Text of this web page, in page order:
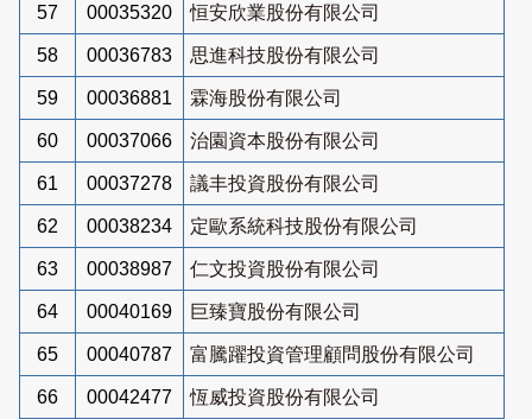
57 00035320 恒安欣業股份有限公司
58 00036783 思進科技股份有限公司
59 00036881 霖海股份有限公司
60 00037066 治園資本股份有限公司
61 00037278 議丰投資股份有限公司
62 00038234 定歐系統科技股份有限公司
63 00038987 仁文投資股份有限公司
64 00040169 巨臻寶股份有限公司
65 00040787 富騰躍投資管理顧問股份有限公司
66 00042477 恆威投資股份有限公司